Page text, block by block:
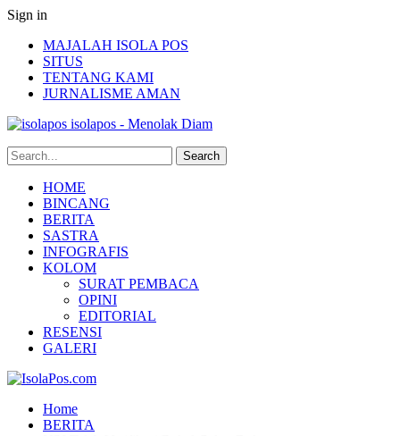
Sign in
MAJALAH ISOLA POS
SITUS
TENTANG KAMI
JURNALISME AMAN
isolapos - Menolak Diam
HOME
BINCANG
BERITA
SASTRA
INFOGRAFIS
KOLOM
SURAT PEMBACA
OPINI
EDITORIAL
RESENSI
GALERI
Home
BERITA